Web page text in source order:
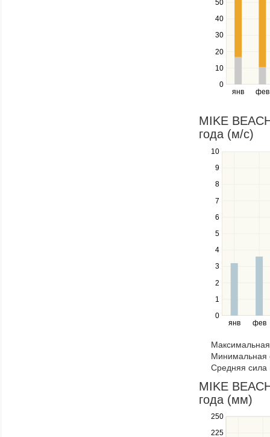
янв фев
0
10
20
30
40
50
series.
Use
the
and
right
navigate
through
items
in
series.
MIKE
года (м/c)
янв фев
0
1
2
3
4
5
6
7
8
9
10
Use
the
and
down
to
navigate
series.
Use
the
and
right
navigate
through
items
in
a
series.
Минимальная
Средняя сила
MIKE
года (мм)
225
250
Use
the